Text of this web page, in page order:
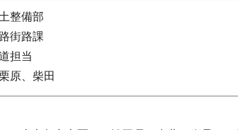
整備部
街路課
担当
原、柴田